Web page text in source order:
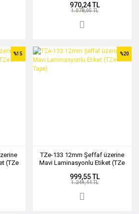
970,24 TL
1.078,05 TL
(TZe
%15
TZe-133 12mm Şeffaf üzerine
Mavi Laminasyonlu Etiket (TZe
%20
999,55 TL
1.249,44 TL